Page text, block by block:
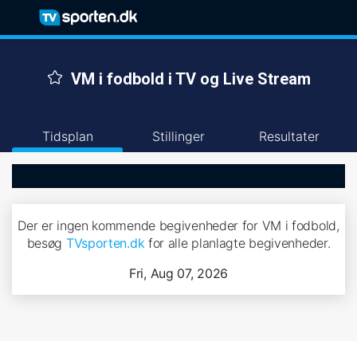
VM i fodbold i TV og Live Stream
Tidsplan Stillinger Resultater
Der er ingen kommende begivenheder for VM i fodbold,
besøg TVsporten.dkfor alle planlagte begivenheder.
Fri, Aug 07, 2026